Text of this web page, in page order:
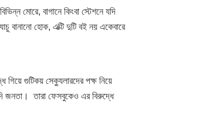
মোরে, বাগানে কিংবা স্টেশনে যদি
বানানো হোক, এক্টি দুটি বই নয় একেবারে
গিয়ে গুটিকয় সেক্যুলারদের পক্ষ নিয়ে
জনতা। তারা ফেসবুকেও এর বিরুদ্ধে